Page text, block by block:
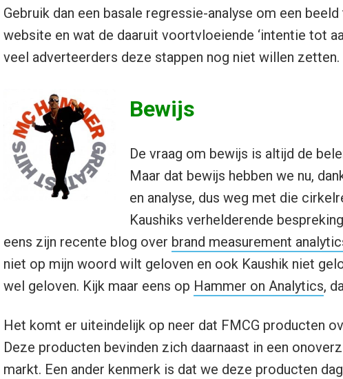
Gebruik dan een basale regressie-analyse om een
website en wat de daaruit voortvloeiende ‘intentie tot
veel adverteerders deze stappen nog niet willen zetten.
Bewijs
De vraag om bewijs is altijd de
Maar dat bewijs hebben we nu,
en analyse, dus weg met die
Kaushiks verhelderende
eens zijn recente blog over brand measurement
niet op mijn woord wilt geloven en ook Kaushik niet
wel geloven. Kijk maar eens op Hammer on Analytics,
Het komt er uiteindelijk op neer dat FMCG producten
Deze producten bevinden zich daarnaast in een
markt. Een ander kenmerk is dat we deze producten